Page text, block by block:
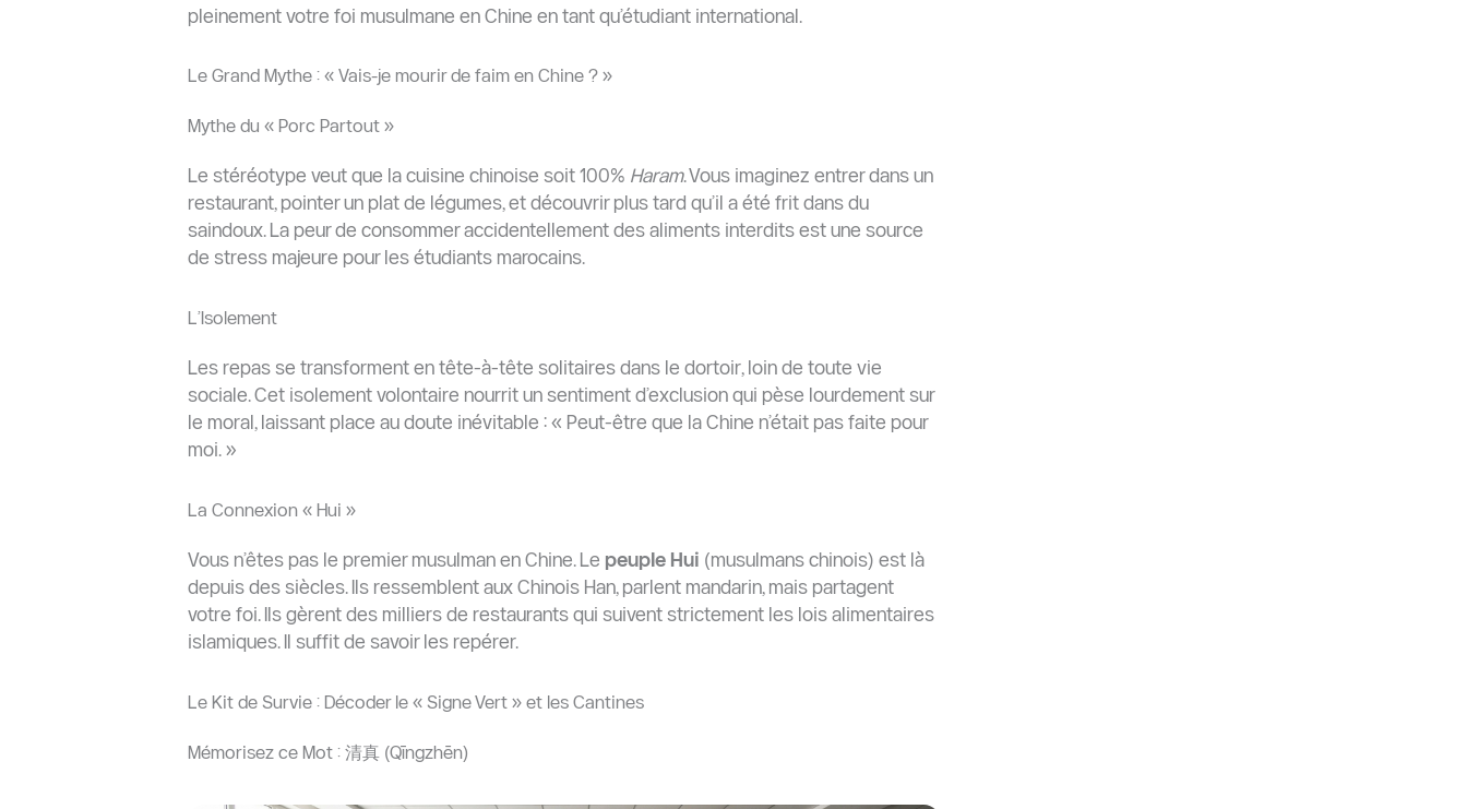
pleinement votre foi musulmane en Chine en tant qu’étudiant international.
Le Grand Mythe : « Vais-je mourir de faim en Chine ? »
Mythe du « Porc Partout »
Le stéréotype veut que la cuisine chinoise soit 100% Haram. Vous imaginez entrer dans un
restaurant, pointer un plat de légumes, et découvrir plus tard qu’il a été frit dans du
saindoux. La peur de consommer accidentellement des aliments interdits est une source
de stress majeure pour les étudiants marocains.
L’Isolement
Les repas se transforment en tête-à-tête solitaires dans le dortoir, loin de toute vie
sociale. Cet isolement volontaire nourrit un sentiment d’exclusion qui pèse lourdement sur
le moral, laissant place au doute inévitable : « Peut-être que la Chine n’était pas faite pour
moi. »
La Connexion « Hui »
Vous n’êtes pas le premier musulman en Chine. Le peuple Hui (musulmans chinois) est là
depuis des siècles. Ils ressemblent aux Chinois Han, parlent mandarin, mais partagent
votre foi. Ils gèrent des milliers de restaurants qui suivent strictement les lois alimentaires
islamiques. Il suffit de savoir les repérer.
Le Kit de Survie : Décoder le « Signe Vert » et les Cantines
Mémorisez ce Mot : 清真 (Qīngzhēn)